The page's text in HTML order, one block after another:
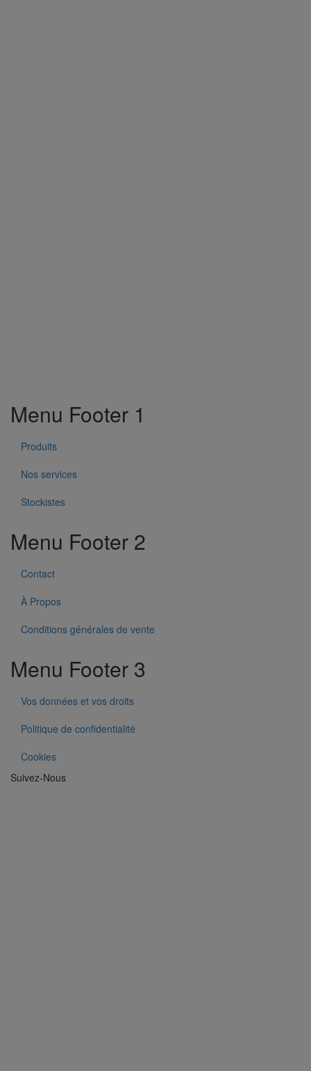
Menu Footer 1
Produits
Nos services
Stockistes
Menu Footer 2
Contact
À Propos
Conditions générales de vente
Menu Footer 3
Vos données et vos droits
Politique de confidentialité
Cookies
Suivez-Nous